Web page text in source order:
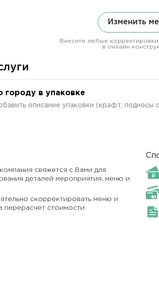
Изменить
Внесите любые
в онлайн
городу в упаковке
описание упаковки (крафт,
свяжется с Вами для
деталей мероприятия, меню и
скорректировать меню и
перерасчет стоимости.